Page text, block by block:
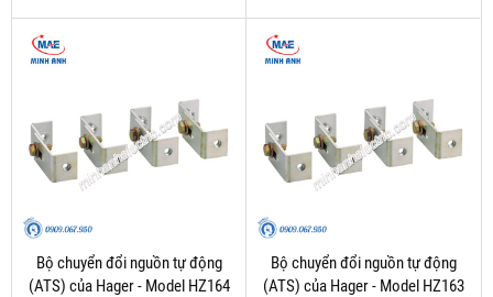
Bộ chuyển đổi nguồn tự động
(ATS) của Hager - Model HZ164
Bộ chuyển đổi nguồn tự động
(ATS) của Hager - Model HZ163